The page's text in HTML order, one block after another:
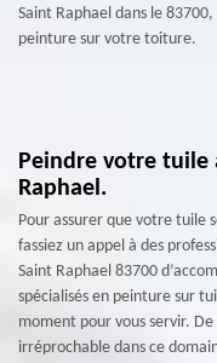
Saint Raphael dans le
peinture sur votre toiture.
Peindre votre tuile
Raphael.
Pour assurer que votre tuile
fassiez un appel à des
Saint Raphael 83700
spécialisés en peinture sur
moment pour vous servir.
irréprochable dans ce